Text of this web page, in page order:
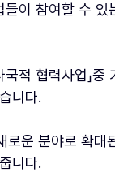
이 참여할 수 있
적 협력사업」
니다.
로운 분야로 확
니다.